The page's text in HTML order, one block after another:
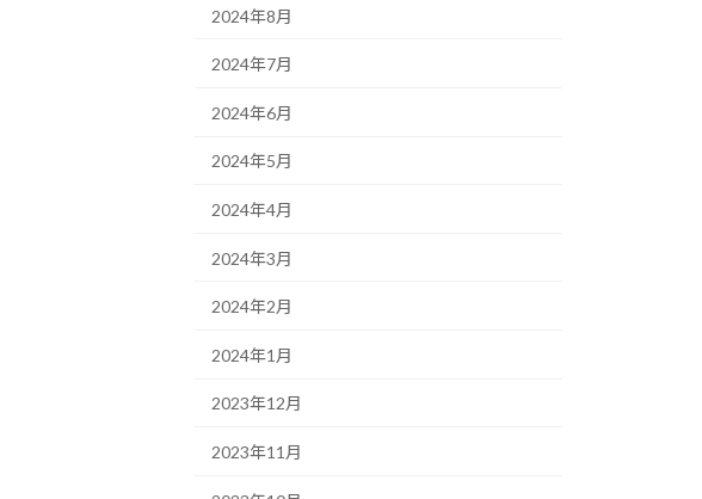
2024年8月
2024年7月
2024年6月
2024年5月
2024年4月
2024年3月
2024年2月
2024年1月
2023年12月
2023年11月